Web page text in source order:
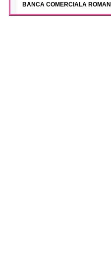
BANCA COMERCIALA
Modificare calendar financiar